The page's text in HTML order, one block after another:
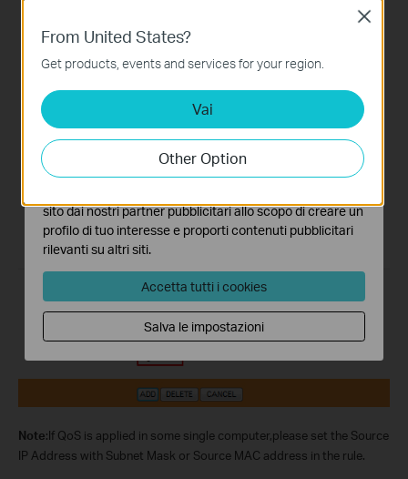
Note:If QoS is applied in some single computer,please set the Source
IP Address with Subnet Mask or Source MAC address in the rule.
From United States?
Get products, events and services for your region.
Vai
Other Option
Close
Questi cookies sono necessari per il corretto
funzionamento del sito e non possono essere disattivati
nel tuo sistema.
Analytics e Marketing Cookies
I cookies analitici ci permettono di analizzare le tue
attività sul nostro sito allo scopo di migliorarne le
funzionalità.
sito dai nostri partner pubblicitari allo scopo di creare un
profilo di tuo interesse e proporti contenuti pubblicitari
rilevanti su altri siti.
Accetta tutti i cookies
Salva le impostazioni